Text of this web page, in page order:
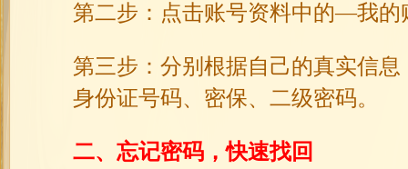
第二步：点击账号资料中的—我的
第三步：分别根据自己的真实信
身份证号码、密保、二级密码。
二、忘记密码，快速找回